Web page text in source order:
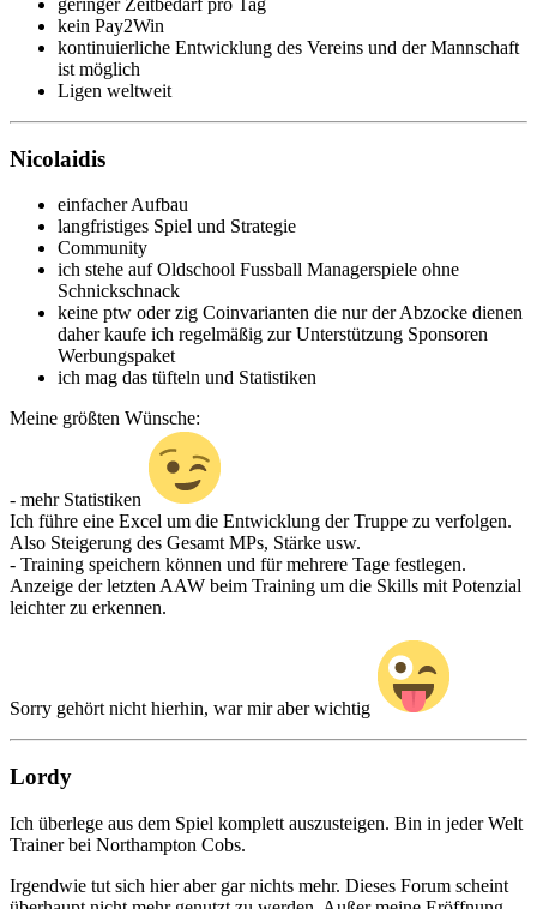
kein Pay2Win
kontinuierliche Entwicklung des Vereins und der Mannschaft
ist möglich
Ligen weltweit
Nicolaidis
einfacher Aufbau
langfristiges Spiel und Strategie
Community
ich stehe auf Oldschool Fussball Managerspiele ohne
Schnickschnack
keine ptw oder zig Coinvarianten die nur der Abzocke dienen
daher kaufe ich regelmäßig zur Unterstützung Sponsoren
Werbungspaket
ich mag das tüfteln und Statistiken
Meine größten Wünsche:
- mehr Statistiken
Ich führe eine Excel um die Entwicklung der Truppe zu verfolgen.
Also Steigerung des Gesamt MPs, Stärke usw.
- Training speichern können und für mehrere Tage festlegen.
Anzeige der letzten AAW beim Training um die Skills mit Potenzial
leichter zu erkennen.
Sorry gehört nicht hierhin, war mir aber wichtig
Lordy
Ich überlege aus dem Spiel komplett auszusteigen. Bin in jeder Welt
Trainer bei Northampton Cobs.
Irgendwie tut sich hier aber gar nichts mehr. Dieses Forum scheint